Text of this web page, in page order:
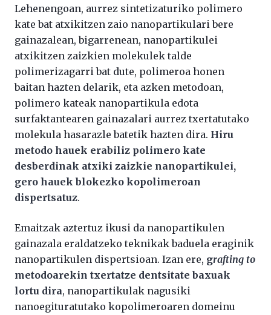
Lehenengoan, aurrez sintetizaturiko polimero
kate bat atxikitzen zaio nanopartikulari bere
gainazalean, bigarrenean, nanopartikulei
atxikitzen zaizkien molekulek talde
polimerizagarri bat dute, polimeroa honen
baitan hazten delarik, eta azken metodoan,
polimero kateak nanopartikula edota
surfaktantearen gainazalari aurrez txertatutako
molekula hasarazle batetik hazten dira. Hiru
metodo hauek erabiliz polimero kate
desberdinak atxiki zaizkie nanopartikulei,
gero hauek blokezko kopolimeroan
dispertsatuz.
Emaitzak aztertuz ikusi da nanopartikulen
gainazala eraldatzeko teknikak baduela eraginik
nanopartikulen dispertsioan. Izan ere, grafting to
metodoarekin txertatze dentsitate baxuak
lortu dira, nanopartikulak nagusiki
nanoegituratutako kopolimeroaren domeinu